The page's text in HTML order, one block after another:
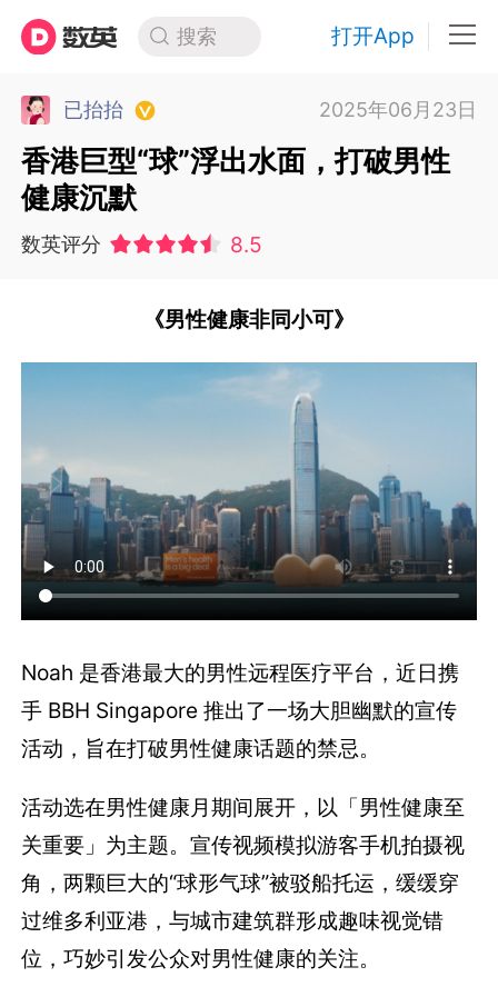
搜索 打开App
已抬抬 2025年06月23日
香港巨型“球”浮出水面，打破男性
健康沉默
数英评分 8.5
《男性健康非同小可》
Noah 是香港最大的男性远程医疗平台，近日携
手 BBH Singapore 推出了一场大胆幽默的宣传
活动，旨在打破男性健康话题的禁忌。
活动选在男性健康月期间展开，以「男性健康至
关重要」为主题。宣传视频模拟游客手机拍摄视
角，两颗巨大的“球形气球”被驳船托运，缓缓穿
过维多利亚港，与城市建筑群形成趣味视觉错
位，巧妙引发公众对男性健康的关注。